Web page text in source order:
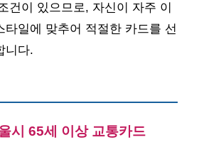
건이 있으므로, 자신이 자주 이
타일에 맞추어 적절한 카드를 선
니다.
시 65세 이상 교통카드